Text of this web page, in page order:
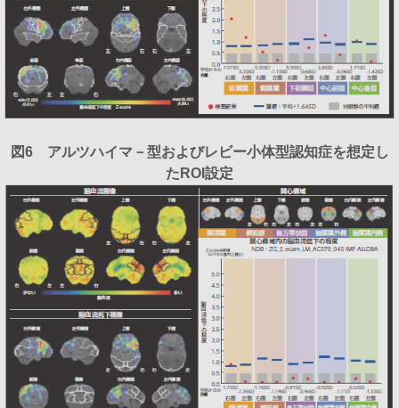
図6 アルツハイマ－型およびレビー小体型認知症を想定し
たROI設定